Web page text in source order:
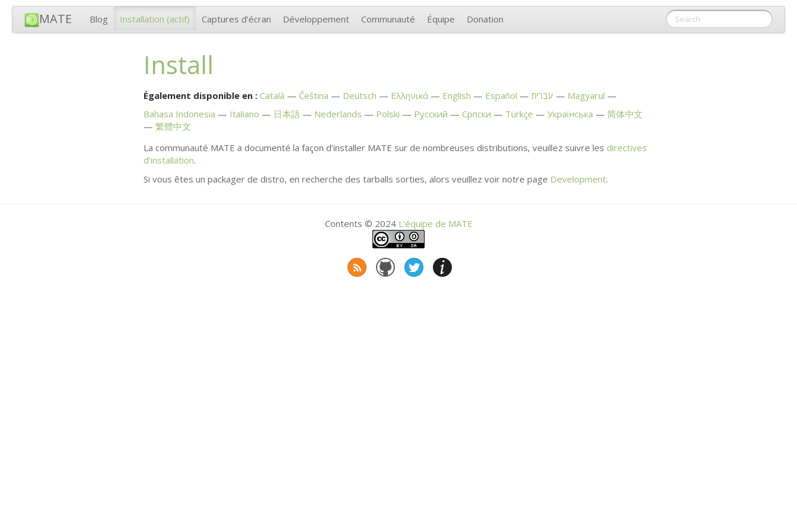
MATE Blog Installation (actif) Captures d’écran Développement Communauté Équipe Donation
Install
Également disponible en : Català Čeština Deutsch Ελληνικά English Español עברית
Magyarul
Bahasa Indonesia
Italiano 日本語 Nederlands Polski Русский Српски Türkçe Українська
简体中文
繁體中文
La communauté MATE a documenté la façon d’installer MATE sur de nombreuses distributions, veuillez suivre les directives
d’installation.
Si vous êtes un packager de distro, en recherche des tarballs sorties, alors veuillez voir notre page Development.
Contents © 2024 L’équipe de MATE